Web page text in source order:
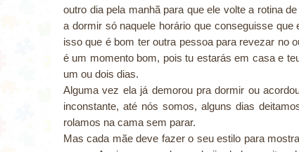
outro dia pela manhã para que ele volte a rotina
a dormir só naquele horário que conseguisse
isso que é bom ter outra pessoa para revezar no
é um momento bom, pois tu estarás em casa e
um ou dois dias.
Alguma vez ela já demorou pra dormir ou
inconstante, até nós somos, alguns dias
rolamos na cama sem parar.
Mas cada mãe deve fazer o seu estilo para